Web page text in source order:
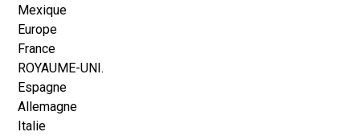
Mexique
Europe
France
ROYAUME-UNI.
Espagne
Allemagne
Italie